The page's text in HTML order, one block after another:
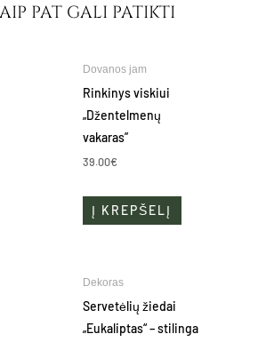
PAT GALI PATIKTI
Dovanos jam
Rinkinys viskiui
„Džentelmenų
vakaras”
39.00€
Į KREPŠELĮ
Dekoras
Servetėlių žiedai
„Eukaliptas“ – stilinga